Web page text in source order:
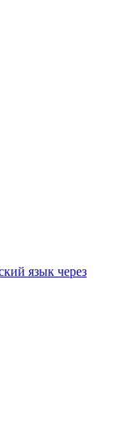
язык через